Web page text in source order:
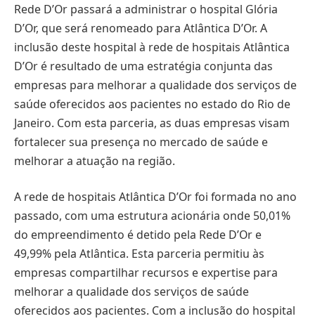
Rede D’Or passará a administrar o hospital Glória
D’Or, que será renomeado para Atlântica D’Or. A
inclusão deste hospital à rede de hospitais Atlântica
D’Or é resultado de uma estratégia conjunta das
empresas para melhorar a qualidade dos serviços de
saúde oferecidos aos pacientes no estado do Rio de
Janeiro. Com esta parceria, as duas empresas visam
fortalecer sua presença no mercado de saúde e
melhorar a atuação na região.
A rede de hospitais Atlântica D’Or foi formada no ano
passado, com uma estrutura acionária onde 50,01%
do empreendimento é detido pela Rede D’Or e
49,99% pela Atlântica. Esta parceria permitiu às
empresas compartilhar recursos e expertise para
melhorar a qualidade dos serviços de saúde
oferecidos aos pacientes. Com a inclusão do hospital